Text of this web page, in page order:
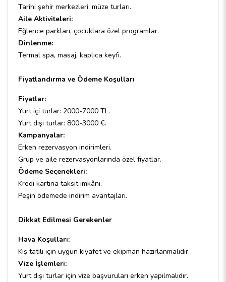
Tarihi şehir merkezleri, müze turları.
Aile Aktiviteleri:
Eğlence parkları, çocuklara özel programlar.
Dinlenme:
Termal spa, masaj, kaplıca keyfi.
Fiyatlandırma ve Ödeme Koşulları
Fiyatlar:
Yurt içi turlar: 2000-7000 TL.
Yurt dışı turlar: 800-3000 €.
Kampanyalar:
Erken rezervasyon indirimleri.
Grup ve aile rezervasyonlarında özel fiyatlar.
Ödeme Seçenekleri:
Kredi kartına taksit imkânı.
Peşin ödemede indirim avantajları.
Dikkat Edilmesi Gerekenler
Hava Koşulları:
Kış tatili için uygun kıyafet ve ekipman hazırlanmalıdır.
Vize İşlemleri:
Yurt dışı turlar için vize başvuruları erken yapılmalıdır.